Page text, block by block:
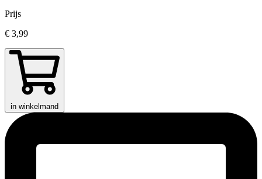
Prijs
€ 3,99
in winkelmand